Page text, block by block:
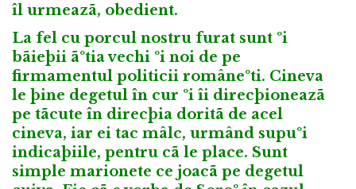
îl urmeazã, obedient.
La fel cu porcul nostru furat sunt ºi
bãieþii ãºtia vechi ºi noi de pe
firmamentul politicii româneºti. Cineva
le þine degetul în cur ºi îi direcþioneazã
pe tãcute în direcþia doritã de acel
cineva, iar ei tac mâlc, urmând supuºi
indicaþiile, pentru cã le place. Sunt
simple marionete ce joacã pe degetul